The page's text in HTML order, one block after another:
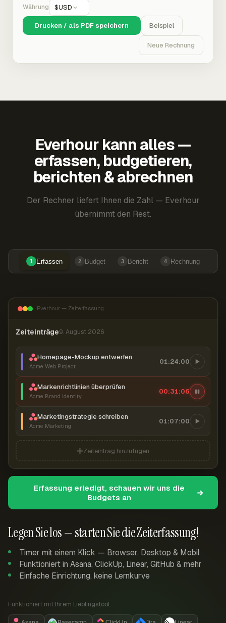
Währung $USD
Drucken / als PDF speichern Beispiel
Neue Rechnung
Everhour kann alles —
erfassen, budgetieren,
berichten & abrechnen
Der Rechner liefert Ihnen die Zahl — Everhour
übernimmt den Rest.
1 Erfassen 2 Budget 3 Bericht 4 Rechnung
Legen Sie los — starten Sie die Zeiterfassung!
Timer mit einem Klick — Browser, Desktop & Mobil
Funktioniert in Asana, ClickUp, Linear, GitHub & mehr
Einfache Einrichtung, keine Lernkurve
Funktioniert mit Ihrem Lieblingstool:
Everhour — Zeiterfassung
Zeiteinträge9. August 2026
Homepage-Mockup entwerfen
Acme Web Project
01:24:00
Markenrichtlinien überprüfen
Acme Brand Identity
00:31:07
Marketingstrategie schreiben
Acme Marketing
01:07:00
Zeiteintrag hinzufügen
Erfassung erledigt, schauen wir uns die
Budgets an